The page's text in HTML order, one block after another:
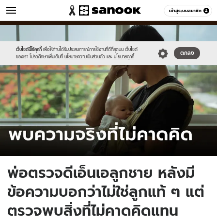
เข้าสู่ระบบสมาชิก
ข่าว หมวดอื่นๆ
เว็บไซต์นี้ใช้คุกกี้ เพื่อให้ท่านได้รับประสบการณ์การใช้งานที่ดีที่สุดบน เว็บไซต์
ของเรา โปรดศึกษาเพิ่มเติมที่ นโยบายความเป็นส่วนตัว และ นโยบายคุกกี้
ตกลง
Sanook
//s.isanook.com/sr/0/images/logo-
new-
sanook.png
600
//s.isanook.com/ns/0/ud/1894/9472966/tagline-
template-
update-
april.jpg
พ่อตรวจดีเอ็นเอลูกชาย หลังมี
ข้อความบอกว่าไม่ใช่ลูกแท้ ๆ แต่
ตรวจพบสิ่งที่ไม่คาดคิดแทน